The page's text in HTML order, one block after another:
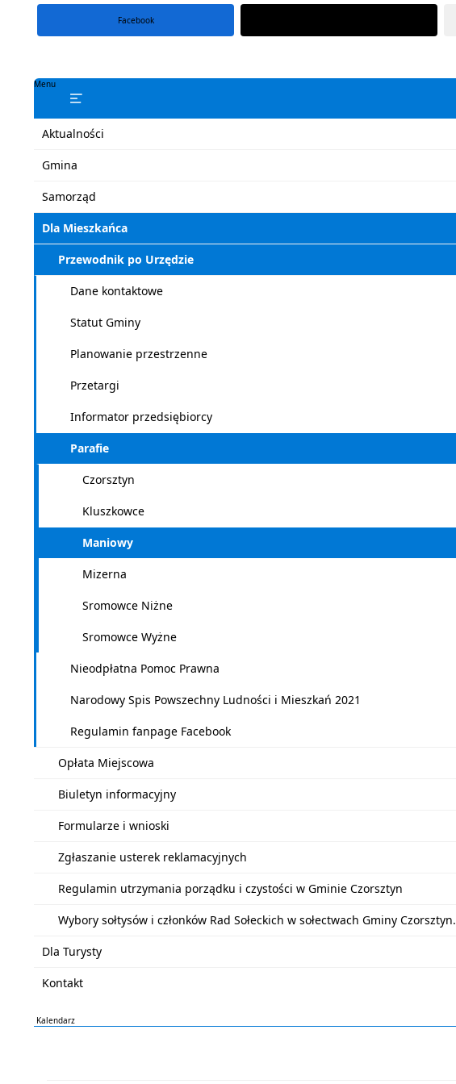
Facebook
Menu
Aktualności
Gmina
Samorząd
Dla Mieszkańca
Przewodnik po Urzędzie
Dane kontaktowe
Statut Gminy
Planowanie przestrzenne
Przetargi
Informator przedsiębiorcy
Parafie
Czorsztyn
Kluszkowce
Maniowy
Mizerna
Sromowce Niżne
Sromowce Wyżne
Nieodpłatna Pomoc Prawna
Narodowy Spis Powszechny Ludności i Mieszkań 2021
Regulamin fanpage Facebook
Opłata Miejscowa
Biuletyn informacyjny
Formularze i wnioski
Zgłaszanie usterek reklamacyjnych
Regulamin utrzymania porządku i czystości w Gminie Czorsztyn
Wybory sołtysów i członków Rad Sołeckich w sołectwach Gminy Czorsztyn.
Dla Turysty
Kontakt
Kalendarz